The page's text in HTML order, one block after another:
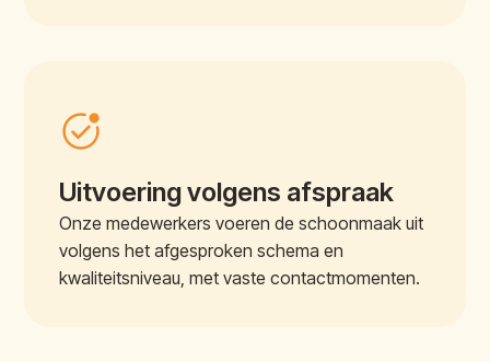
Uitvoering volgens afspraak
Onze medewerkers voeren de schoonmaak uit
volgens het afgesproken schema en
kwaliteitsniveau, met vaste contactmomenten.